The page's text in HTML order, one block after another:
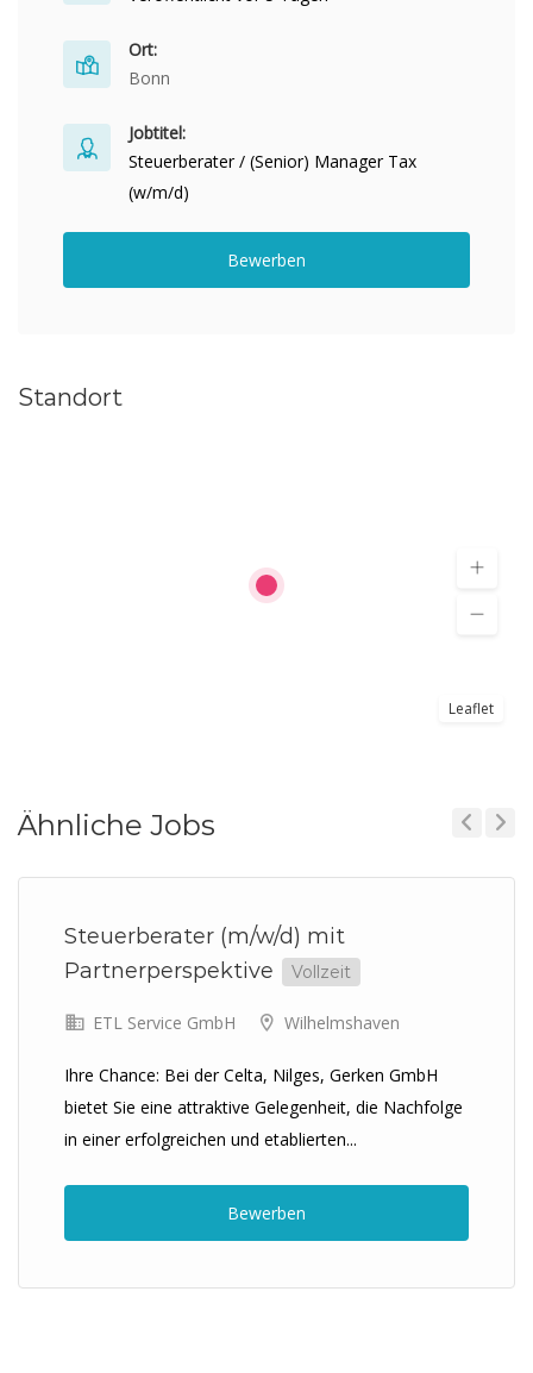
Ort:
Bonn
Jobtitel:
Steuerberater / (Senior) Manager Tax
(w/m/d)
Bewerben
Standort
Leaflet
Ähnliche Jobs
Steuerberater (m/w/d) mit
Partnerperspektive
Vollzeit
ETL Service GmbH Wilhelmshaven
Ihre Chance: Bei der Celta, Nilges, Gerken GmbH
bietet Sie eine attraktive Gelegenheit, die Nachfolge
in einer erfolgreichen und etablierten...
Bewerben